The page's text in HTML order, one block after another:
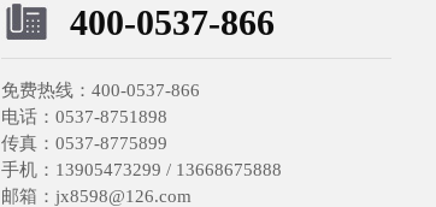
400-0537-866
免费热线：400-0537-866
电话：0537-8751898
传真：0537-8775899
手机：13905473299 / 13668675888
邮箱：jx8598@126.com